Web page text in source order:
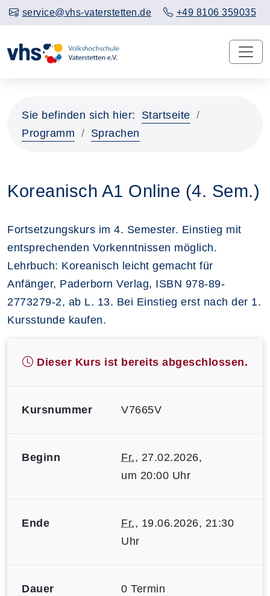
service@vhs-vaterstetten.de +49 8106 359035
Sie befinden sich hier:
Startseite
Programm
Sprachen
Koreanisch A1 Online (4. Sem.)
Fortsetzungskurs im 4. Semester. Einstieg mit
entsprechenden Vorkenntnissen möglich.
Lehrbuch: Koreanisch leicht gemacht für
Anfänger, Paderborn Verlag, ISBN 978-89-
2773279-2, ab L. 13. Bei Einstieg erst nach der 1.
Kursstunde kaufen.
Dieser Kurs ist bereits abgeschlossen.
Kursnummer V7665V
Beginn Fr., 27.02.2026,
um 20:00 Uhr
Ende Fr., 19.06.2026, 21:30
Uhr
Dauer 0 Termin